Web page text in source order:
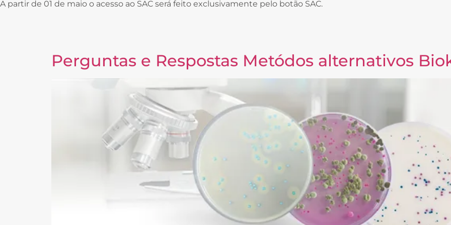
A partir de 01 de maio o acesso ao SAC será feito exclusivamente pelo botão SAC.
Perguntas e Respostas Metódos alternativos